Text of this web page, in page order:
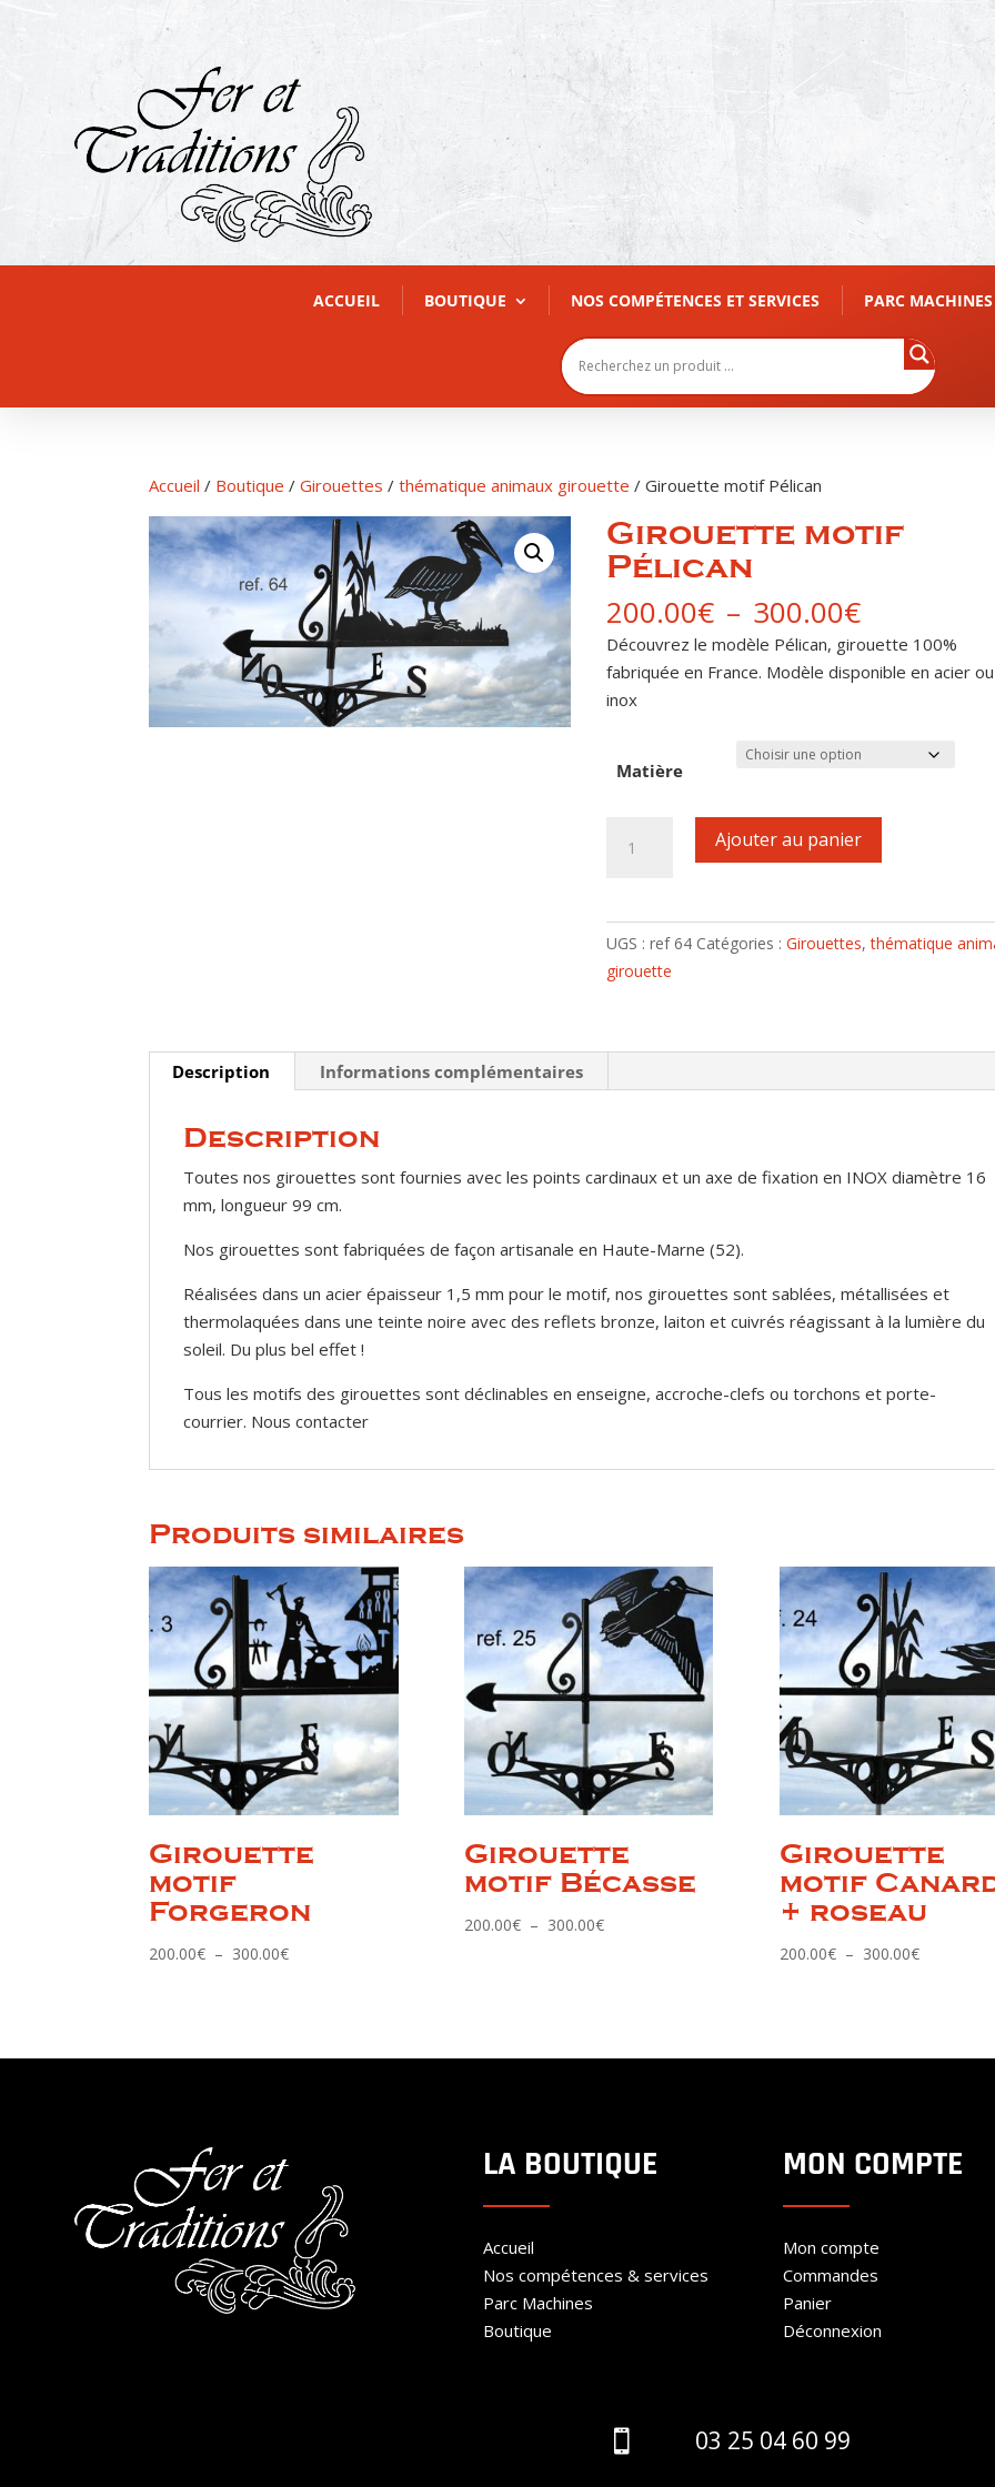
ACCUEIL BOUTIQUE NOS COMPÉTENCES ET SERVICES PARC MACHINES
Accueil / Boutique /Girouettes /thématique animaux girouette / Girouette motif Pélican
Girouette motif
Pélican
200.00€ – 300.00€Plage
de
prix :
300.00€
Découvrez le modèle Pélican, girouette 100%
fabriquée en France. Modèle disponible en acier ou
inox
Matière
Pélican
Ajouter au panier
UGS :ref 64 Catégories :Girouettes,thématique
girouette
Description Informations complémentaires
Description
Toutes nos girouettes sont fournies avec les points cardinaux et un axe de fixation en INOX diamètre 16
mm, longueur 99 cm.
Nos girouettes sont fabriquées de façon artisanale en Haute-Marne (52).
Réalisées dans un acier épaisseur 1,5 mm pour le motif, nos girouettes sont sablées, métallisées et
thermolaquées dans une teinte noire avec des reflets bronze, laiton et cuivrés réagissant à la lumière du
soleil. Du plus bel effet !
Tous les motifs des girouettes sont déclinables en enseigne, accroche-clefs ou torchons et porte-
courrier. Nous contacter
Produits similaires
Girouette
motif
Forgeron
200.00€ – 300.00€Plage
à
Girouette
motif Bécasse
200.00€ – 300.00€Plage
Girouette
motif
+ roseau
200.00€ – 300.00€Plage
à
LA BOUTIQUE
Accueil
Nos compétences & services
Parc Machines
Boutique
MON COMPTE
Mon compte
Commandes
Panier
Déconnexion
 03 25 04 60 99